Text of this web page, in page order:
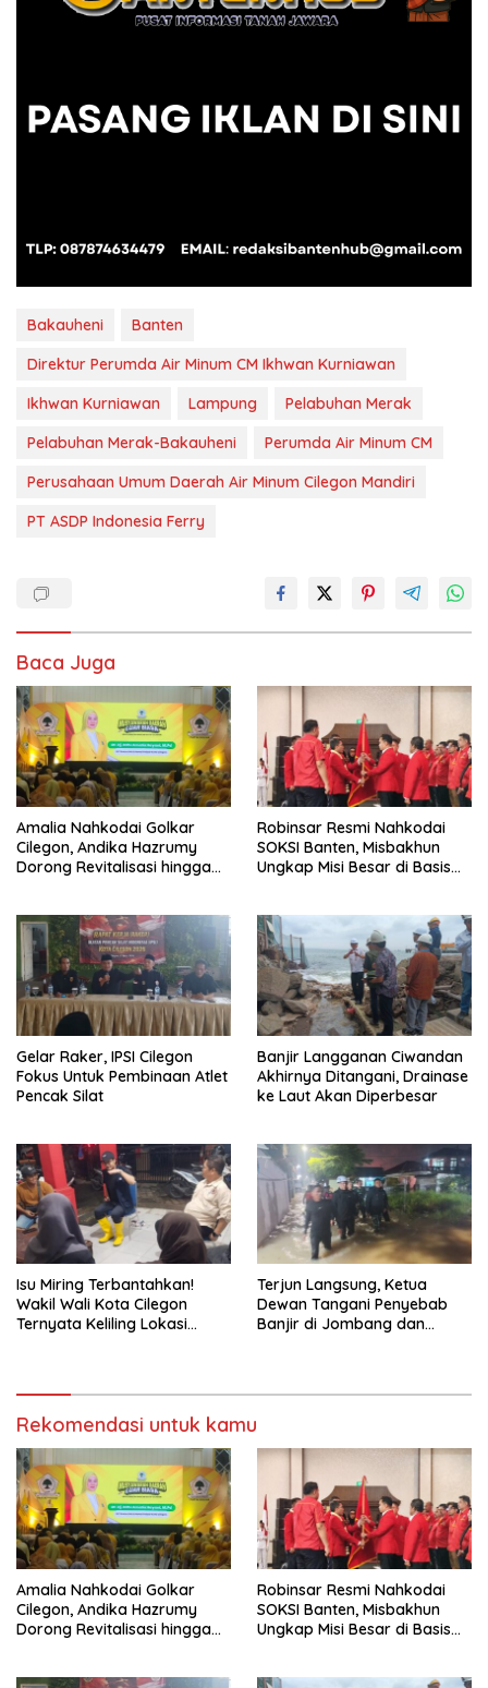
Bakauheni
Banten
Direktur Perumda Air Minum CM Ikhwan Kurniawan
Ikhwan Kurniawan
Lampung
Pelabuhan Merak
Pelabuhan Merak-Bakauheni
Perumda Air Minum CM
Perusahaan Umum Daerah Air Minum Cilegon Mandiri
PT ASDP Indonesia Ferry
Baca Juga
Amalia Nahkodai Golkar
Cilegon, Andika Hazrumy
Dorong Revitalisasi hingga
Robinsar Resmi Nahkodai
SOKSI Banten, Misbakhun
Ungkap Misi Besar di Basis
Gelar Raker, IPSI Cilegon
Fokus Untuk Pembinaan Atlet
Pencak Silat
Banjir Langganan Ciwandan
Akhirnya Ditangani, Drainase
ke Laut Akan Diperbesar
Isu Miring Terbantahkan!
Wakil Wali Kota Cilegon
Ternyata Keliling Lokasi
Terjun Langsung, Ketua
Dewan Tangani Penyebab
Banjir di Jombang dan
Rekomendasi untuk kamu
Amalia Nahkodai Golkar
Cilegon, Andika Hazrumy
Dorong Revitalisasi hingga
Robinsar Resmi Nahkodai
SOKSI Banten, Misbakhun
Ungkap Misi Besar di Basis